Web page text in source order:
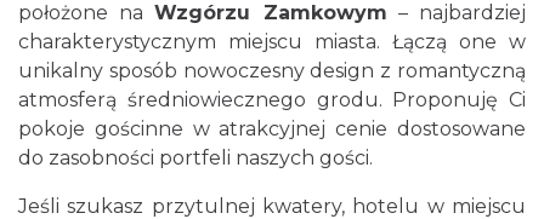
położone naWzgórzu Zamkowym – najbardziej
charakterystycznym miejscu miasta. Łączą one w
unikalny sposób nowoczesny design z romantyczną
atmosferą średniowiecznego grodu. Proponuję Ci
pokoje gościnne w atrakcyjnej cenie dostosowane
do zasobności portfeli naszych gości.
Jeśli szukasz przytulnej kwatery, hotelu w miejscu